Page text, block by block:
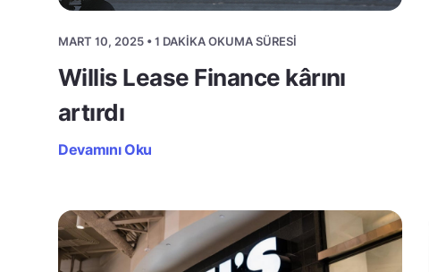
MART 10, 2025 • 1 DAKIKA OKUMA SÜRESI
Willis Lease Finance kârını
artırdı
Devamını Oku